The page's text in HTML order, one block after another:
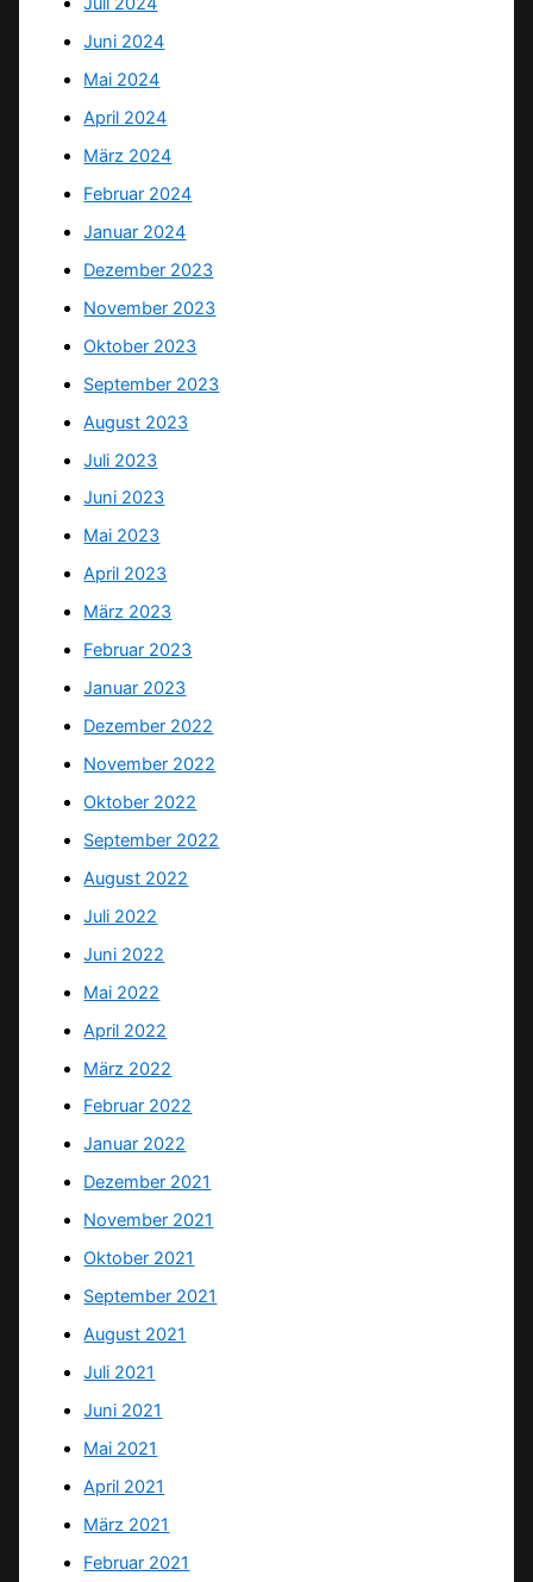
Juni 2024
Mai 2024
April 2024
März 2024
Februar 2024
Januar 2024
Dezember 2023
November 2023
Oktober 2023
September 2023
August 2023
Juli 2023
Juni 2023
Mai 2023
April 2023
März 2023
Februar 2023
Januar 2023
Dezember 2022
November 2022
Oktober 2022
September 2022
August 2022
Juli 2022
Juni 2022
Mai 2022
April 2022
März 2022
Februar 2022
Januar 2022
Dezember 2021
November 2021
Oktober 2021
September 2021
August 2021
Juli 2021
Juni 2021
Mai 2021
April 2021
März 2021
Februar 2021